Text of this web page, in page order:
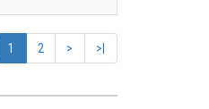
1 2 > >|